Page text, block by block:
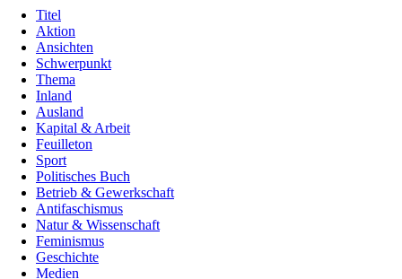
Titel
Aktion
Ansichten
Schwerpunkt
Thema
Inland
Ausland
Kapital & Arbeit
Feuilleton
Sport
Politisches Buch
Betrieb & Gewerkschaft
Antifaschismus
Natur & Wissenschaft
Feminismus
Geschichte
Medien